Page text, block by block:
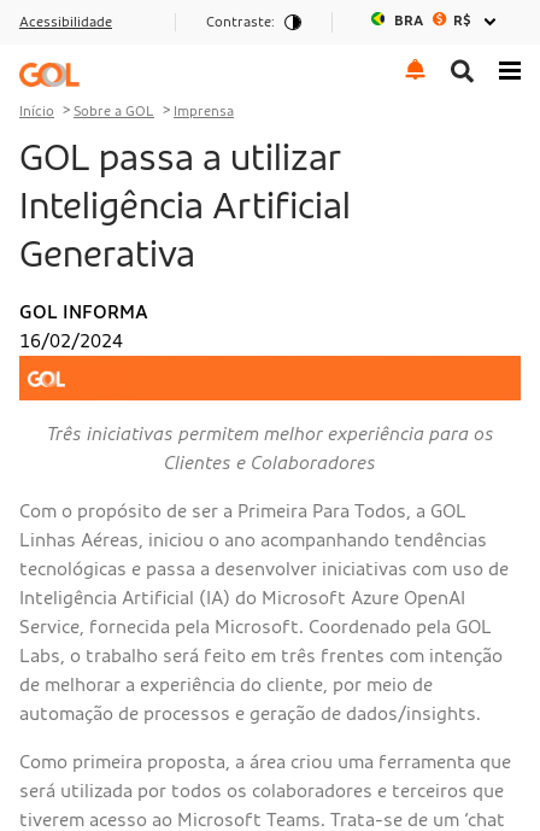
Ir para o menu
Ir para o conteúdo
Ir para o rodapé
Acessibilidade Contraste: BRA R$
Início Sobre a GOL Imprensa
GOL passa a utilizar
Inteligência Artificial
Generativa
GOL INFORMA
16/02/2024
Três iniciativas permitem melhor experiência para os
Clientes e Colaboradores
Com o propósito de ser a Primeira Para Todos, a GOL
Linhas Aéreas, iniciou o ano acompanhando tendências
tecnológicas e passa a desenvolver iniciativas com uso de
Inteligência Artificial (IA) do Microsoft Azure OpenAI
Service, fornecida pela Microsoft. Coordenado pela GOL
Labs, o trabalho será feito em três frentes com intenção
de melhorar a experiência do cliente, por meio de
automação de processos e geração de dados/insights.
Como primeira proposta, a área criou uma ferramenta que
será utilizada por todos os colaboradores e terceiros que
tiverem acesso ao Microsoft Teams. Trata-se de um ‘chat